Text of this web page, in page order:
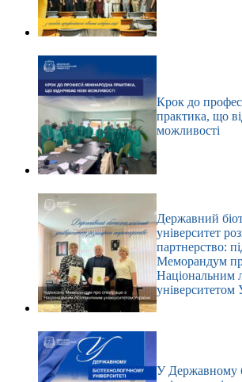
Крок до
практика, що
можливості
Державний
університет
партнерство:
Меморандум
Національним
університетом
У Державному